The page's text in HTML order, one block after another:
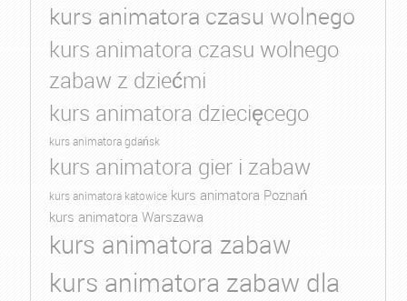
kurs animatora czasu wolnego
kurs animatora czasu wolnego
zabaw z dziećmi
kurs animatora dziecięcego
kurs animatora gdańsk
kurs animatora gier i zabaw
kurs animatora katowice kurs animatora Poznań
kurs animatora Warszawa
kurs animatora zabaw
kurs animatora zabaw dla